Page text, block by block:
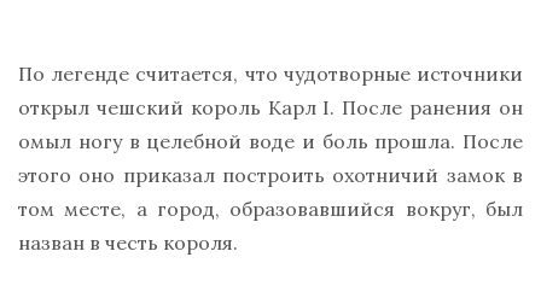
По легенде считается, что чудотворные источники
открыл чешский король Карл I. После ранения он
омыл ногу в целебной воде и боль прошла. После
этого оно приказал построить охотничий замок в
том месте, а город, образовавшийся вокруг, был
назван в честь короля.